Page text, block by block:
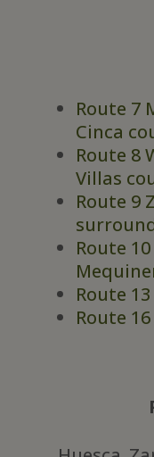
Route 7
Cinca
Route 8
Villas
Route 9
Route
Route
Route